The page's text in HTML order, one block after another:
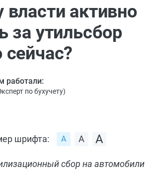
активно
за утильсбор
работали:
по бухучету)
шрифта:
сбор на автомобили